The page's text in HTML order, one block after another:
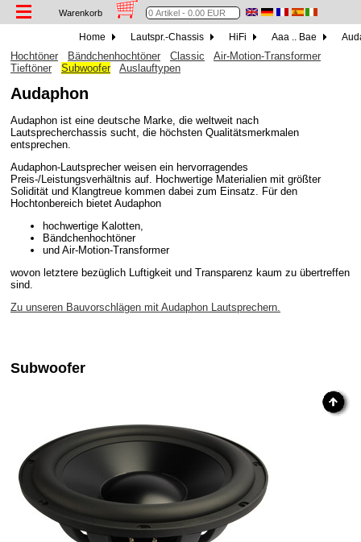
Warenkorb
Home Lautspr.-Chassis HiFi Aaa .. Bae
Hochtöner Bändchenhochtöner Classic
Air-Motion-Transformer
Tieftöner
Subwoofer Auslauftypen
Audaphon
Audaphon ist eine deutsche Marke, die weltweit nach
Lautsprecherchassis sucht, die höchsten Qualitätsmerkmalen
entsprechen.
Audaphon-Lautsprecher weisen ein hervorragendes
Preis-/Leistungsverhältnis auf. Hochwertige Materialien mit größter
Solidität und Klangtreue kommen dabei zum Einsatz. Für den
Hochtonbereich bietet Audaphon
hochwertige Kalotten,
Bändchenhochtöner
und Air-Motion-Transformer
wovon letztere bezüglich Luftigkeit und Transparenz kaum zu übertreffen
sind.
Zu unseren Bauvorschlägen mit Audaphon Lautsprechern.
Subwoofer